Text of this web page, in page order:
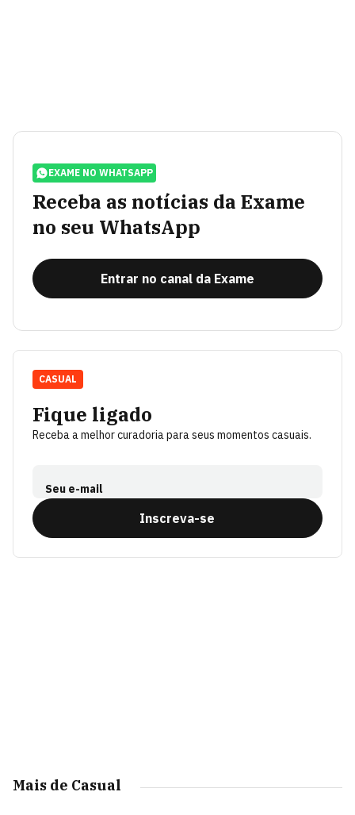
EXAME NO WHATSAPP
Receba as notícias da Exame
no seu WhatsApp
Entrar no canal da Exame
Fique ligado
Receba a melhor curadoria para seus momentos casuais.
Seu e-mail
Inscreva-se
CASUAL
Mais de Casual